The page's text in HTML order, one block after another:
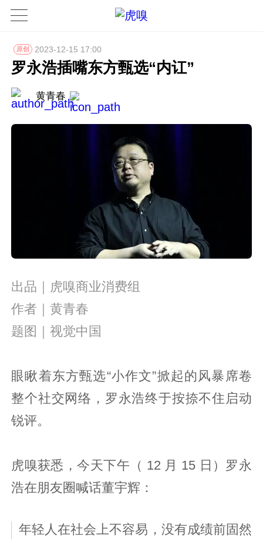
原创 2023-12-15 17:00
罗永浩插嘴东方甄选“内讧”
黄青春
出品｜虎嗅商业消费组
作者｜黄青春
题图｜视觉中国
眼瞅着东方甄选“小作文”掀起的风暴席卷
整个社交网络，罗永浩终于按捺不住启动
锐评。
虎嗅获悉，今天下午（ 12 月 15 日）罗永
浩在朋友圈喊话董宇辉：
年轻人在社会上不容易，没有成绩前固然